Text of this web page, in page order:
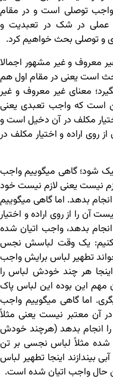
توصلی است و در مقام
عملی در شک در تعبدیت و
و توصلی بحث خواهیم کرد.
معروف و غیر مشهور اجمالا
است یعنی در مقام اول هم
معنای غیر معروف و غیر
است که واجب تعبدی یعنی
مکلف در آن دخیل است و
روی اراده و اختیار مکلف در
شود؛ گاهی می‏گوییم واجب
نیست یعنی لازم نیست خود
بدهد. اما گاهی می‏گوییم
را از روی اراده و اختیار
بدهد، واجب اتیان شده
یک وقت لباسش نجس
تطهیر لباس برایش واجب
هر چند خودش لباس را
این بوده این لباس پاک
اما گاهی می‏گوییم واجب
آن معتبر نیست یعنی مثلاً
را انجام بدهد (هرچند خودش
مثلاً لباس نجسی بر تن
بیندازند اینجا تطهیر لباس
حال واجب اتیان شده است.